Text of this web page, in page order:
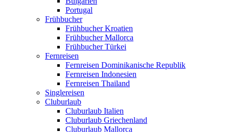
Portugal
Frühbucher
Frühbucher Kroatien
Frühbucher Mallorca
Frühbucher Türkei
Fernreisen
Fernreisen Dominikanische Republik
Fernreisen Indonesien
Fernreisen Thailand
Singlereisen
Cluburlaub
Cluburlaub Italien
Cluburlaub Griechenland
Cluburlaub Mallorca